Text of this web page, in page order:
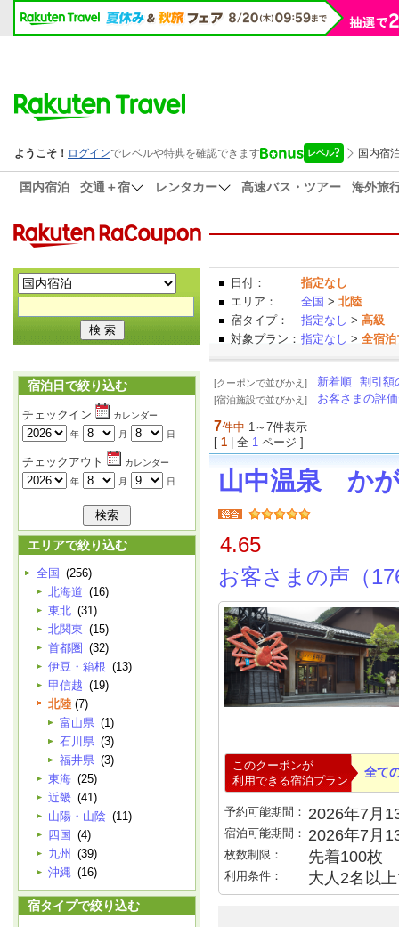
国内宿泊 交通＋宿 レンタカー 高速バス・ツアー 海外旅
日付：
指定なし
エリア：
全国 > 北陸
宿タイプ：
指定なし > 高級
対象プラン： 指定なし > 全宿泊
宿泊日で絞り込む
チェックイン
カレンダー
年
月 日
チェックアウト
カレンダー
年
月 日
エリアで絞り込む
全国 (256)
北海道 (16)
東北 (31)
北関東 (15)
首都圏 (32)
伊豆・箱根 (13)
甲信越 (19)
北陸 (7)
富山県 (1)
石川県 (3)
福井県 (3)
東海 (25)
近畿 (41)
山陽・山陰 (11)
四国 (4)
九州
(39)
沖縄 (16)
宿タイプで絞り込む
[クーポンで並びかえ] 新着順 割引額
[宿泊施設で並びかえ] お客さまの評
7件中 1～7件表示
[ 1 | 全 1 ページ ]
山中温泉 か
4.65
お客さまの声（
このクーポンが
利用できる宿泊プラン
全て
予約可能期間： 2026年7月
宿泊可能期間： 2026年7月
枚数制限： 先着100枚
利用条件： 大人2名以